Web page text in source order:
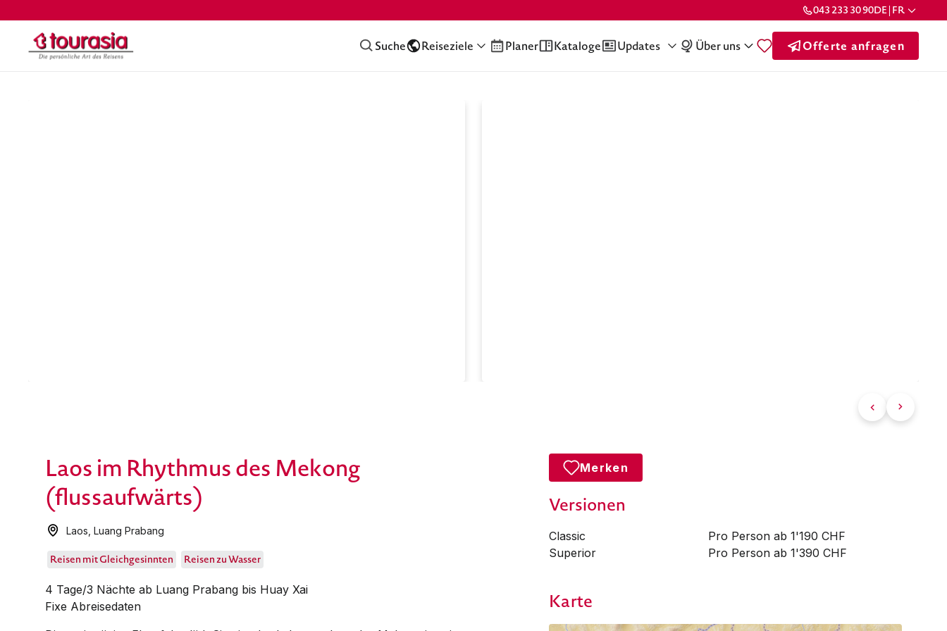
043 233 30 90DE | FR
Suche Reiseziele Planer Kataloge Updates Über uns Offerte anfragen
Laos im Rhythmus des Mekong
(flussaufwärts)
Laos ,Luang Prabang
Reisen mit Gleichgesinnten Reisen zu Wasser
4 Tage/3 Nächte ab Luang Prabang bis Huay Xai
Fixe Abreisedaten
Merken
Versionen
Classic
Pro Person ab 1'190 CHF
Superior
Pro Person ab 1'390 CHF
Karte